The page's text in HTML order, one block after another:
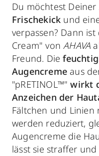
Du möchtest Deiner
Frischekick und
verpassen? Dann ist
Cream" vonAHAVA
Freund. Die
Augencremeaus
"pRETINOL™"wirkt
Anzeichen der
Fältchen und
werden reduziert,
Augencreme die
lässt sie straffer